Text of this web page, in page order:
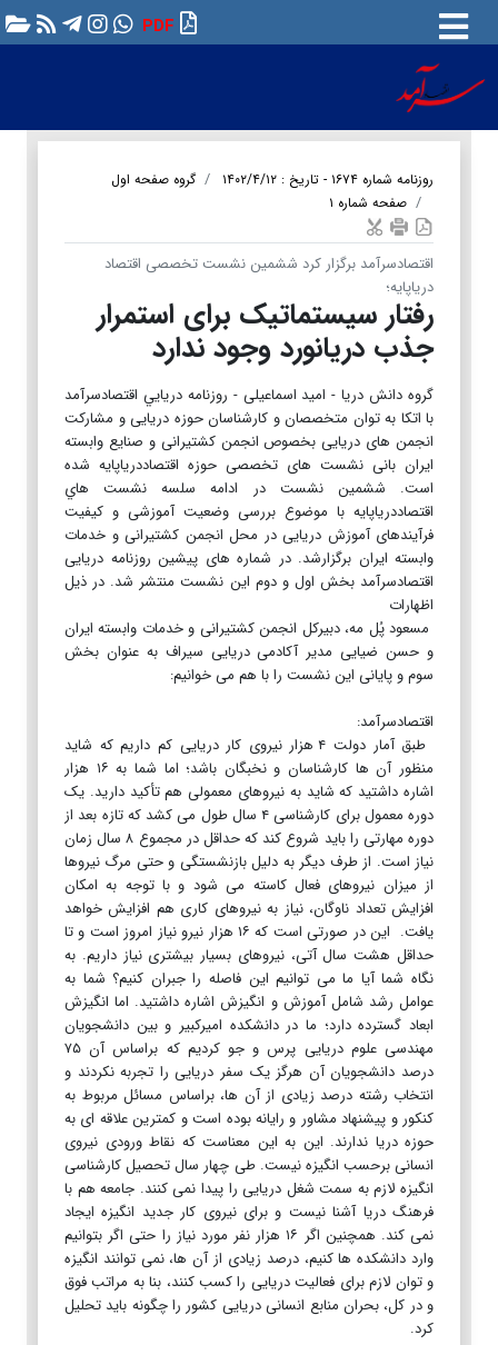
PDF
روزنامه شماره ۱۶۷۴ - تاریخ : ۱۴۰۲/۴/۱۲
گروه صفحه اول
صفحه شماره ۱
اقتصادسرآمد برگزار کرد ششمین نشست تخصصی اقتصاد
دریاپایه؛
رفتار سیستماتیک برای استمرار
جذب دریانورد وجود ندارد
گروه دانش دریا - امید اسماعیلی - روزنامه دريايي اقتصادسرآمد
با اتکا به توان متخصصان و کارشناسان حوزه دریایی و مشارکت
انجمن های دریایی بخصوص انجمن کشتیرانی و صنایع وابسته
ایران بانی نشست های تخصصی حوزه اقتصاددریاپایه شده
است. ششمین نشست در ادامه سلسه نشست هاي
اقتصاددرياپايه با موضوع بررسی وضعیت آموزشی و کیفیت
فرآیندهای آموزش دریایی در محل انجمن کشتیرانی و خدمات
وابسته ایران برگزارشد. در شماره های پیشین روزنامه دریایی
اقتصادسرآمد بخش اول و دوم این نشست منتشر شد. در ذیل
اظهارات
مسعود پُل مه، دبیرکل انجمن کشتیرانی و خدمات وابسته ایران
و حسن ضیایی مدیر آکادمی دریایی سیراف به عنوان بخش
سوم و پایانی اين نشست را با هم می خوانیم:
اقتصادسرآمد:
طبق آمار دولت ۴ هزار نیروی کار دریایی کم داریم که شاید
منظور آن ها کارشناسان و نخبگان باشد؛ اما شما به ۱۶ هزار
اشاره داشتید که شاید به نیروهای معمولی هم تأکید دارید. یک
دوره معمول برای کارشناسی ۴ سال طول می کشد که تازه بعد از
دوره مهارتی را باید شروع کند که حداقل در مجموع ۸ سال زمان
نیاز است. از طرف دیگر به دلیل بازنشستگی و حتی مرگ نیروها
از میزان نیروهای فعال کاسته می شود و با توجه به امکان
افزایش تعداد ناوگان، نیاز به نیروهای کاری هم افزایش خواهد
یافت. این در صورتی است که ۱۶ هزار نیرو نیاز امروز است و تا
حداقل هشت سال آتی، نیروهای بسیار بیشتری نیاز داریم. به
نگاه شما آیا ما می توانیم این فاصله را جبران کنیم؟ شما به
عوامل رشد شامل آموزش و انگیزش اشاره داشتید. اما انگیزش
ابعاد گسترده دارد؛ ما در دانشکده امیرکبیر و بین دانشجویان
مهندسی علوم دریایی پرس و جو کردیم که براساس آن ۷۵
درصد دانشجویان آن هرگز یک سفر دریایی را تجربه نکردند و
انتخاب رشته درصد زیادی از آن ها، براساس مسائل مربوط به
کنکور و پیشنهاد مشاور و رایانه بوده است و کمترین علاقه ای به
حوزه دریا ندارند. این به این معناست که نقاط ورودی نیروی
انسانی برحسب انگیزه نیست. طی چهار سال تحصیل کارشناسی
انگیزه لازم به سمت شغل دریایی را پیدا نمی کنند. جامعه هم با
فرهنگ دریا آشنا نیست و برای نیروی کار جدید انگیزه ایجاد
نمی کند. همچنین اگر ۱۶ هزار نفر مورد نیاز را حتی اگر بتوانیم
وارد دانشکده ها کنیم، درصد زیادی از آن ها، نمی توانند انگیزه
و توان لازم برای فعالیت دریایی را کسب کنند، بنا به مراتب فوق
و در کل، بحران منابع انسانی دریایی کشور را چگونه باید تحلیل
کرد.